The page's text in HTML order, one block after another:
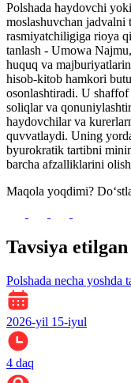
Polshada haydovchi
moslashuvchan
rasmiyatchiligiga rioya
tanlash - Umowa
huquq va
hisob-kitob hamkori
osonlashtiradi. U
soliqlar va
haydovchilar va
quvvatlaydi. Uning
byurokratik tartibni
barcha afzalliklarini
Maqola yoqdimi?
Tavsiya
Polshada necha yoshda
2026-yil 15-iyul
4 daq